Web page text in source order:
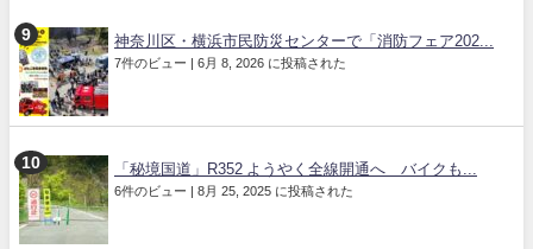
神奈川区・横浜市民防災センターで「消防フェア202...
7件のビュー | 6月 8, 2026 に投稿された
「秘境国道」R352 ようやく全線開通へ バイクも...
6件のビュー | 8月 25, 2025 に投稿された